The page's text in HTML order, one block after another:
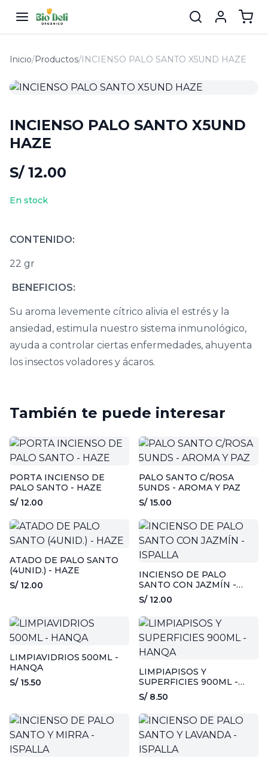
Inicio/Productos/INCIENSO PALO SANTO X5UND HAZE
INCIENSO PALO SANTO X5UND
HAZE
S/ 12.00
En stock
CONTENIDO:
22 gr
BENEFICIOS:
Su aroma levemente cítrico alivia el estrés y la
ansiedad, estimula nuestro sistema inmunológico,
ayuda a controlar ciertas enfermedades, ahuyenta
los insectos voladores y ácaros.
También te puede interesar
PORTA INCIENSO DE
PALO SANTO - HAZE
S/ 12.00
PALO SANTO C/ROSA
5UNDS - AROMA Y PAZ
S/ 15.00
ATADO DE PALO SANTO
(4UNID.) - HAZE
S/ 12.00
INCIENSO DE PALO
SANTO CON JAZMÍN -
ISPALLA
S/ 12.00
LIMPIAVIDRIOS 500ML -
HANQA
S/ 15.50
LIMPIAPISOS Y
SUPERFICIES 900ML -
HANQA
S/ 8.50